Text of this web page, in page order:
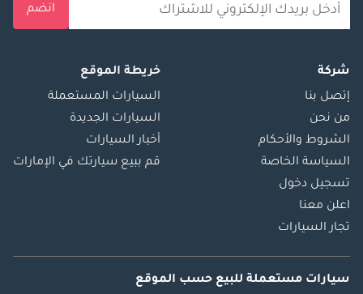
انضم
شركة
إتصل بنا
من نحن
الشروط والأحكام
السياسة الخاصة
تسجيل دخول
اعلن معنا
تجار السيارات
خريطة الموقع
السيارات المستعملة
السيارات الجديدة
أخبار السيارات
قم ببيع سيارتك في الإمارات
سيارات مستعملة للبيع حسب الموقع